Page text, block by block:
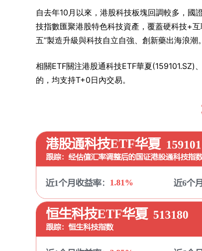
自去年10月以來，港股科技板塊回調較多，
技指數匯聚港股特色科技資產，覆蓋硬科技+
五”製造升級與科技自立自強、創新藥出海浪潮。
相關ETF關注港股通科技ETF華夏
的，均支持T+0日內交易。